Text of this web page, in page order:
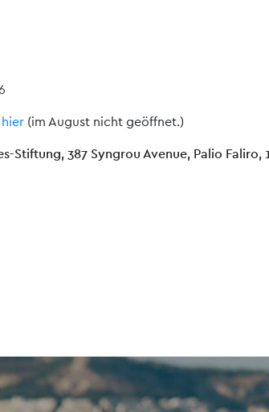
(im August nicht geöffnet.)
Stiftung, 387 Syngrou Avenue, Palio Faliro,